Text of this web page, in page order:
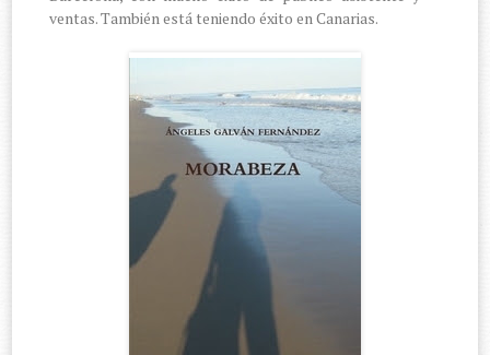
ventas. También está teniendo éxito en Canarias.